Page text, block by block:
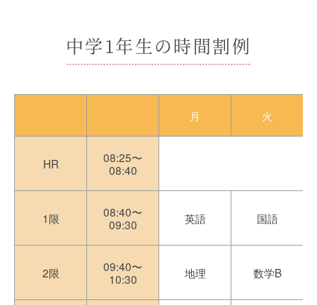
中学1年生の時間割例
月 火
HR
08:25〜
08:40
1限
08:40〜
09:30
英語 国語
2限
09:40〜
10:30
地理 数学B